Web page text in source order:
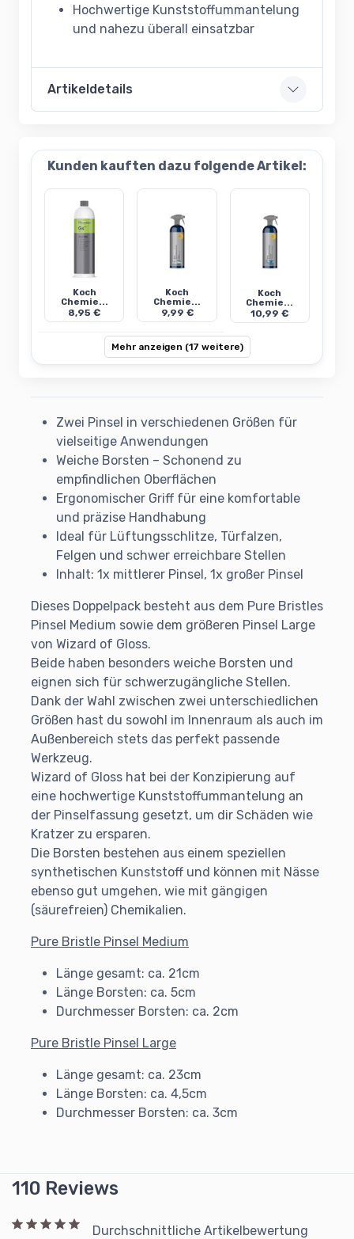
Hochwertige Kunststoffummantelung
und nahezu überall einsatzbar
Artikeldetails
Kunden kauften dazu folgende Artikel:
Koch
Chemie...
8,95 €
Koch
Chemie...
9,99 €
Koch
Chemie...
10,99 €
Mehr anzeigen (17 weitere)
Zwei Pinsel in verschiedenen Größen für
vielseitige Anwendungen
Weiche Borsten – Schonend zu
empfindlichen Oberflächen
Ergonomischer Griff für eine komfortable
und präzise Handhabung
Ideal für Lüftungsschlitze, Türfalzen,
Felgen und schwer erreichbare Stellen
Inhalt: 1x mittlerer Pinsel, 1x großer Pinsel
Dieses Doppelpack besteht aus dem Pure Bristles
Pinsel Medium sowie dem größeren Pinsel Large
von Wizard of Gloss.
Beide haben besonders weiche Borsten und
eignen sich für schwerzugängliche Stellen.
Dank der Wahl zwischen zwei unterschiedlichen
Größen hast du sowohl im Innenraum als auch im
Außenbereich stets das perfekt passende
Werkzeug.
Wizard of Gloss hat bei der Konzipierung auf
eine hochwertige Kunststoffummantelung an
der Pinselfassung gesetzt, um dir Schäden wie
Kratzer zu ersparen.
Die Borsten bestehen aus einem speziellen
synthetischen Kunststoff und können mit Nässe
ebenso gut umgehen, wie mit gängigen
(säurefreien) Chemikalien.
Pure Bristle Pinsel Medium
Länge gesamt: ca. 21cm
Länge Borsten: ca. 5cm
Durchmesser Borsten: ca. 2cm
Pure Bristle Pinsel Large
Länge gesamt: ca. 23cm
Länge Borsten: ca. 4,5cm
Durchmesser Borsten: ca. 3cm
110 Reviews
Durchschnittliche Artikelbewertung